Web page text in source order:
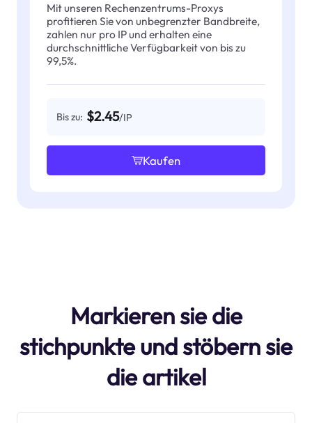
Mit unseren Rechenzentrums-Proxys
profitieren Sie von unbegrenzter Bandbreite,
zahlen nur pro IP und erhalten eine
durchschnittliche Verfügbarkeit von bis zu
99,5%.
Bis zu: $2.45/IP
Kaufen
Markieren sie die
stichpunkte und stöbern sie
die artikel